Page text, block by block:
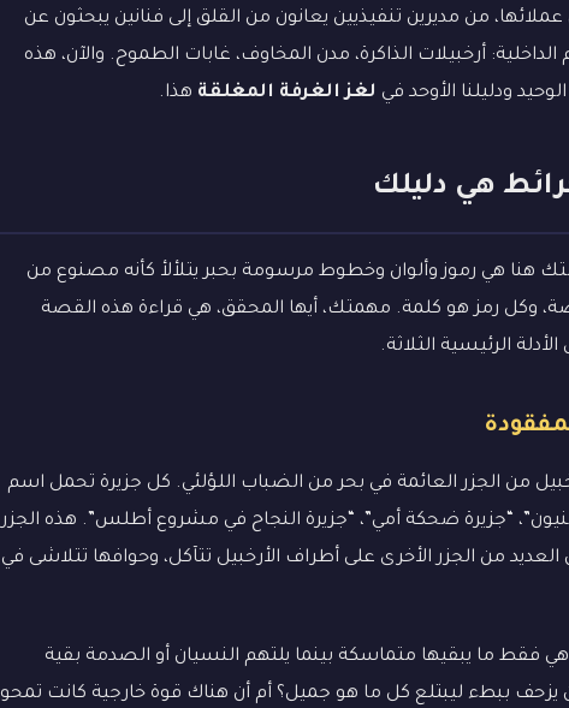
من مديرين تنفيذيين يعانون من القلق إلى فنانين يبحثون عن
أرخبيلات الذاكرة، مدن المخاوف، غابات الطموح. والآن، هذه
ودليلنا الأوحد في لغز الغرفة المغلقة هذا.
هي دليلك
هنا هي رموز وألوان وخطوط مرسومة بحبر يتلألأ كأنه مصنوع من
رمز هو كلمة. مهمتك، أيها المحقق، هي قراءة هذه القصة
الرئيسية الثلاثة.
من الجزر العائمة في بحر من الضباب اللؤلئي. كل جزيرة تحمل اسم
“جزيرة ضحكة أمي”، “جزيرة النجاح في مشروع أطلس”. هذه الجزر
من الجزر الأخرى على أطراف الأرخبيل تتآكل، وحوافها تتلاشى في
فقط ما يبقيها متماسكة بينما يلتهم النسيان أو الصدمة بقية
يزحف ببطء ليبتلع كل ما هو جميل؟ أم أن هناك قوة خارجية كانت تمحو